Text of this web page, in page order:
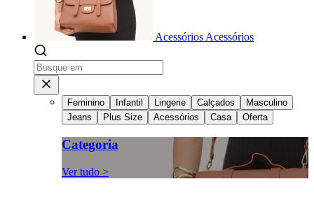
Acessórios Acessórios
Feminino Infantil Lingerie Calçados
Masculino
Jeans
Plus Size Acessórios Casa Oferta
Categoria
Ver tudo >